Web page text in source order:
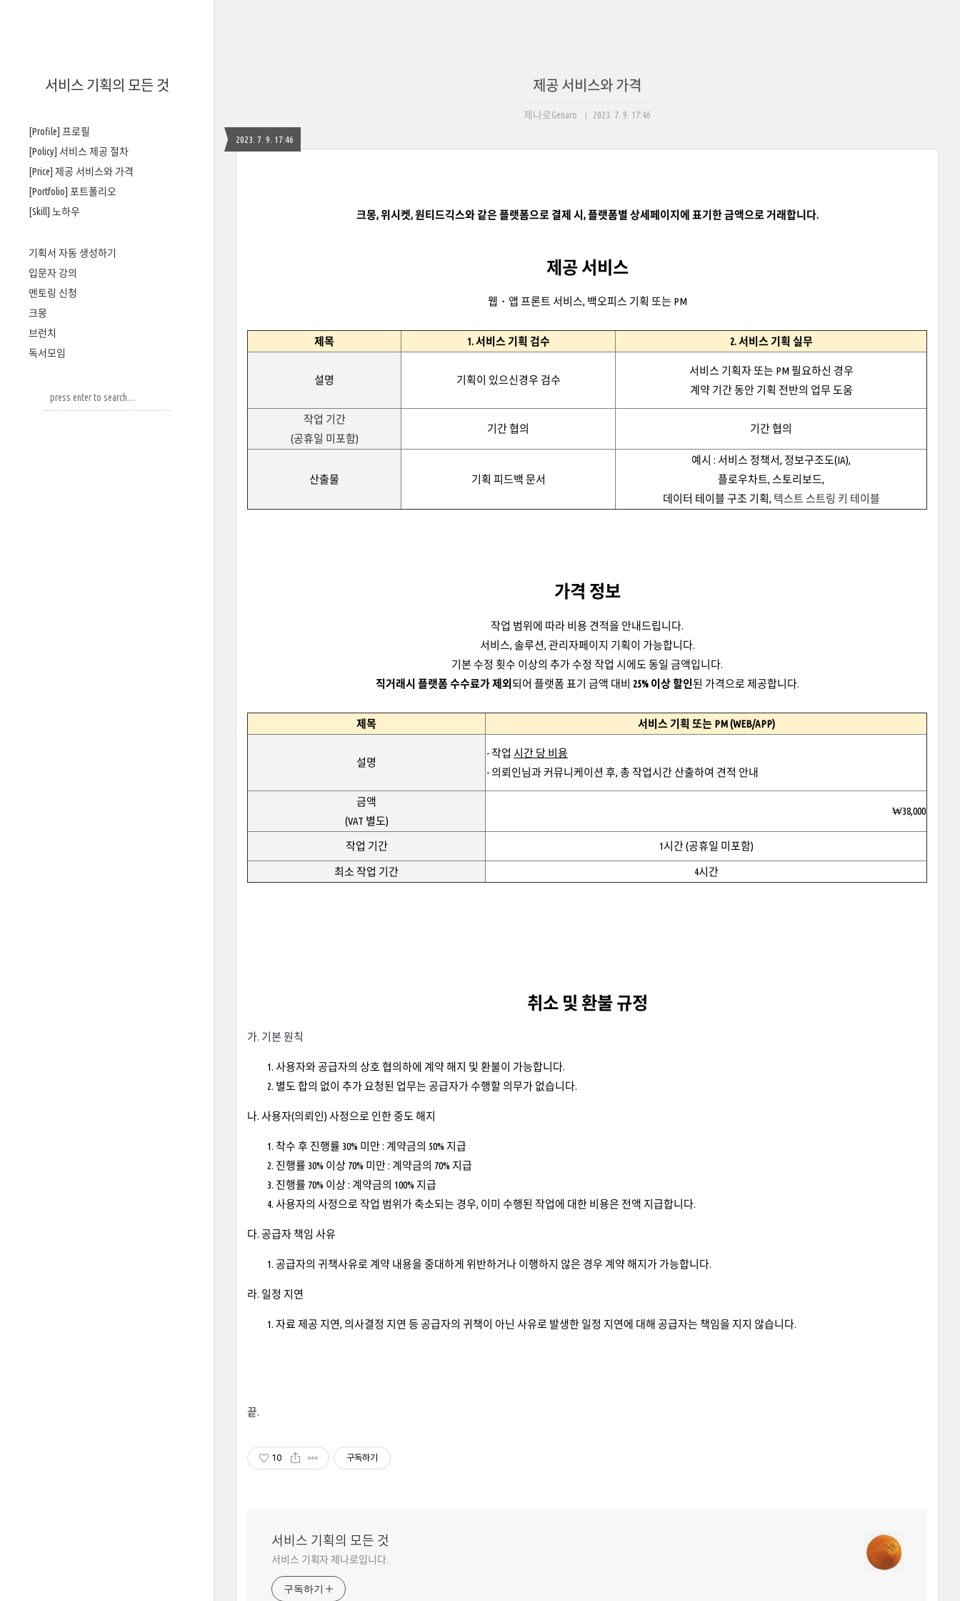
서비스 기획의 모든 것
[Profile] 프로필
[Policy] 서비스 제공 절차
[Price] 제공 서비스와 가격
[Portfolio] 포트폴리오
[Skill] 노하우
기획서 자동 생성하기
입문자 강의
멘토링 신청
크몽
브런치
독서모임
제공 서비스와 가격
제나로Genaro 2023. 7. 9. 17:46
2023. 7. 9. 17:46
크몽, 위시켓, 원티드긱스와 같은 플랫폼으로 결제 시, 플랫폼별 상세페이지에 표기한 금액으로 거래합니다.
제공 서비스
웹・앱 프론트 서비스, 백오피스 기획 또는 PM
제목 1. 서비스 기획 검수 2. 서비스 기획 실무
설명 기획이 있으신경우 검수
서비스 기획자 또는 PM 필요하신 경우
계약 기간 동안 기획 전반의 업무 도움
작업 기간
(공휴일 미포함)
기간 협의 기간 협의
산출물 기획 피드백 문서
예시 : 서비스 정책서, 정보구조도(IA),
플로우차트, 스토리보드,
데이터 테이블 구조 기획, 텍스트 스트링 키 테이블
가격 정보
작업 범위에 따라 비용 견적을 안내드립니다.
서비스, 솔루션, 관리자페이지 기획이 가능합니다.
기본 수정 횟수 이상의 추가 수정 작업 시에도 동일 금액입니다.
직거래시 플랫폼 수수료가 제외 되어 플랫폼 표기 금액 대비 25% 이상 할인된 가격으로 제공합니다.
제목 서비스 기획 또는 PM (WEB/APP)
설명
- 작업 시간 당 비용
- 의뢰인님과 커뮤니케이션 후, 총 작업시간 산출하여 견적 안내
금액
(VAT 별도)
₩38,000
작업 기간 1시간 (공휴일 미포함)
최소 작업 기간 4시간
취소 및 환불 규정
가. 기본 원칙
사용자와 공급자의 상호 협의하에 계약 해지 및 환불이 가능합니다.
별도 합의 없이 추가 요청된 업무는 공급자가 수행할 의무가 없습니다.
나. 사용자(의뢰인) 사정으로 인한 중도 해지
착수 후 진행률 30% 미만 : 계약금의 50% 지급
진행률 30% 이상 70% 미만 : 계약금의 70% 지급
진행률 70% 이상 : 계약금의 100% 지급
사용자의 사정으로 작업 범위가 축소되는 경우, 이미 수행된 작업에 대한 비용은 전액 지급합니다.
다. 공급자 책임 사유
공급자의 귀책사유로 계약 내용을 중대하게 위반하거나 이행하지 않은 경우 계약 해지가 가능합니다.
라. 일정 지연
자료 제공 지연, 의사결정 지연 등 공급자의 귀책이 아닌 사유로 발생한 일정 지연에 대해 공급자는 책임을 지지 않습니다.
끝.
10 구독하기
서비스 기획의 모든 것
서비스 기획자 제나로입니다.
구독하기